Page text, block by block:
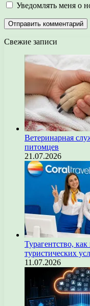
Уведомлять меня о
Свежие записи
Ветеринарная
питомцев
21.07.2026
Турагентство,
туристических
11.07.2026